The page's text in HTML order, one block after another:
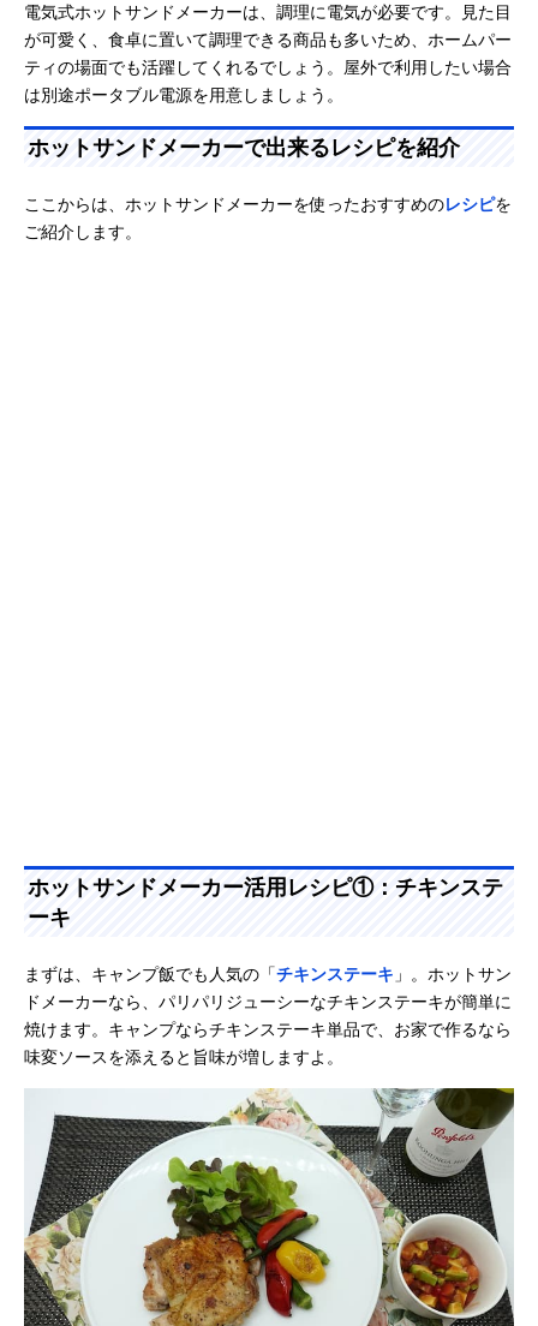
電気式ホットサンドメーカーは、調理に電気が必要です。見た目
が可愛く、食卓に置いて調理できる商品も多いため、ホームパー
ティの場面でも活躍してくれるでしょう。屋外で利用したい場合
は別途ポータブル電源を用意しましょう。
ホットサンドメーカーで出来るレシピを紹介
ここからは、ホットサンドメーカーを使ったおすすめのレシピを
ご紹介します。
ホットサンドメーカー活用レシピ①：チキンステ
ーキ
まずは、キャンプ飯でも人気の「チキンステーキ 」。ホットサン
ドメーカーなら、パリパリジューシーなチキンステーキが簡単に
焼けます。キャンプならチキンステーキ単品で、お家で作るなら
味変ソースを添えると旨味が増しますよ。